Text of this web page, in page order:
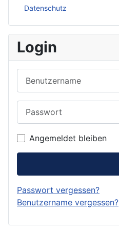
Datenschutz
Login
Angemeldet bleiben
Passwort vergessen?
Benutzername vergessen?